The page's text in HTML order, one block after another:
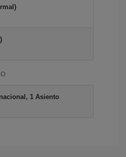
1 Asiento